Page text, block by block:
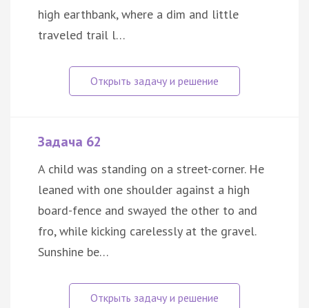
high earthbank, where a dim and little
traveled trail l…
Задача 62
A child was standing on a street-corner. He
leaned with one shoulder against a high
board-fence and swayed the other to and
fro, while kicking carelessly at the gravel.
Sunshine be…